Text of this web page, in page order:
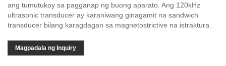
ang tumutukoy sa pagganap ng buong aparato. Ang 120kHz
ultrasonic transducer ay karaniwang ginagamit na sandwich
transducer bilang karagdagan sa magnetostrictive na istraktura.
Magpadala ng Inquiry